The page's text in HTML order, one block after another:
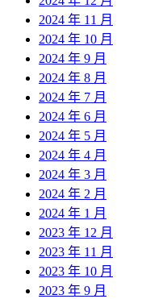
2024 年 11 月
2024 年 10 月
2024 年 9 月
2024 年 8 月
2024 年 7 月
2024 年 6 月
2024 年 5 月
2024 年 4 月
2024 年 3 月
2024 年 2 月
2024 年 1 月
2023 年 12 月
2023 年 11 月
2023 年 10 月
2023 年 9 月